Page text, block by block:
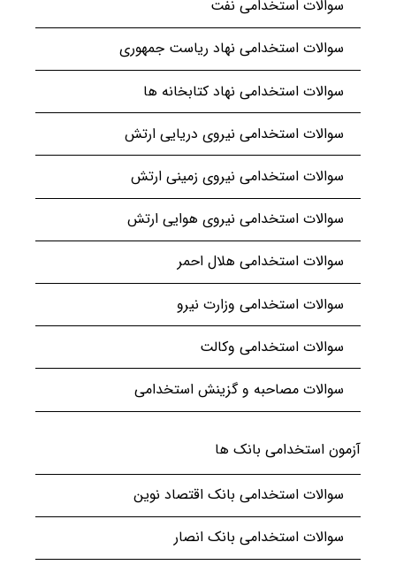
سوالات استخدامی نفت
سوالات استخدامی نهاد ریاست جمهوری
سوالات استخدامی نهاد کتابخانه ها
سوالات استخدامی نیروی دریایی ارتش
سوالات استخدامی نیروی زمینی ارتش
سوالات استخدامی نیروی هوایی ارتش
سوالات استخدامی هلال احمر
سوالات استخدامی وزارت نیرو
سوالات استخدامی وکالت
سوالات مصاحبه و گزینش استخدامی
آزمون استخدامی بانک ها
سوالات استخدامی بانک اقتصاد نوین
سوالات استخدامی بانک انصار